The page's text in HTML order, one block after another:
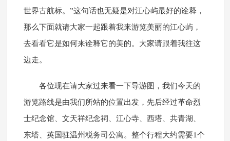
世界古航标。”这句话也无疑是对江心屿最好的诠释，
那么下面就请大家一起跟着我来游览美丽的江心屿，
去看看它是如何来诠释它的美的。大家请跟着我往这
边走。
各位现在请大家过来看一下导游图，我们今天的
游览路线是由我们所站的位置出发，先后经过革命烈
士纪念馆、文天祥纪念祠、江心寺、西塔、共青湖、
东塔、英国驻温州税务司公寓。整个行程大约需要1个